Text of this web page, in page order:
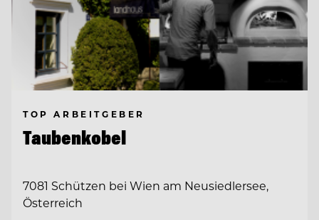
TOP ARBEITGEBER
Taubenkobel
7081 Schützen bei Wien am Neusiedlersee,
Österreich